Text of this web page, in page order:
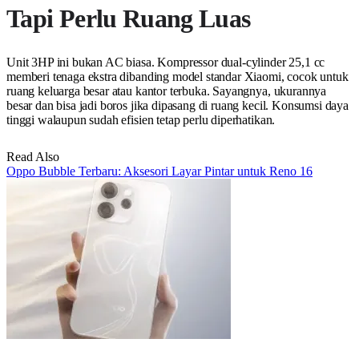
Tapi Perlu Ruang Luas
Unit 3HP ini bukan AC biasa. Kompressor dual-cylinder 25,1 cc
memberi tenaga ekstra dibanding model standar Xiaomi, cocok untuk
ruang keluarga besar atau kantor terbuka. Sayangnya, ukurannya
besar dan bisa jadi boros jika dipasang di ruang kecil. Konsumsi daya
tinggi walaupun sudah efisien tetap perlu diperhatikan.
Read Also
Oppo Bubble Terbaru: Aksesori Layar Pintar untuk Reno 16